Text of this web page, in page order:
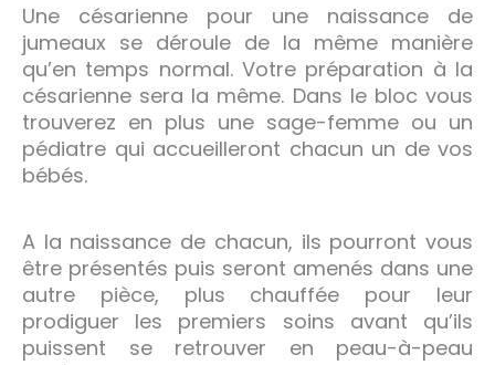
Une césarienne pour une naissance de
jumeaux se déroule de la même manière
qu’en temps normal. Votre préparation à la
césarienne sera la même. Dans le bloc vous
trouverez en plus une sage-femme ou un
pédiatre qui accueilleront chacun un de vos
bébés.
A la naissance de chacun, ils pourront vous
être présentés puis seront amenés dans une
autre pièce, plus chauffée pour leur
prodiguer les premiers soins avant qu’ils
puissent se retrouver en peau-à-peau